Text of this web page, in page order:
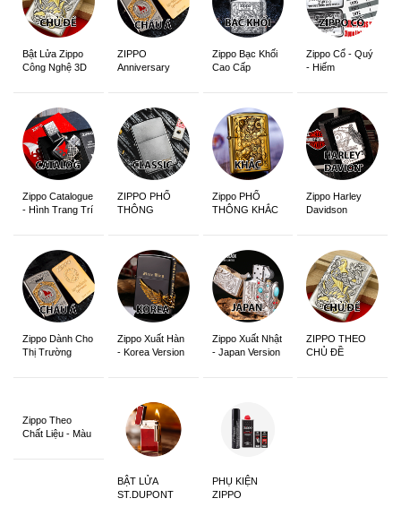
Bật Lửa Zippo
Công Nghệ 3D
ZIPPO
Anniversary
Zippo Bạc Khối
Cao Cấp
Zippo Cổ - Quý
- Hiếm
Zippo Catalogue
- Hình Trang Trí
ZIPPO PHỔ
THÔNG
Zippo PHỔ
THÔNG KHẮC
Zippo Harley
Davidson
Zippo Dành Cho
Thị Trường
Zippo Xuất Hàn
- Korea Version
Zippo Xuất Nhật
- Japan Version
ZIPPO THEO
CHỦ ĐỀ
Zippo Theo
Chất Liệu - Màu
BẬT LỬA
ST.DUPONT
PHỤ KIỆN
ZIPPO